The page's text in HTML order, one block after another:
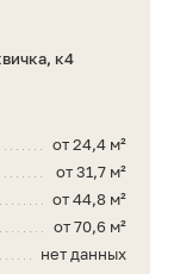
к4
от 24,4 м²
от 31,7 м²
от 44,8 м²
от 70,6 м²
нет данных